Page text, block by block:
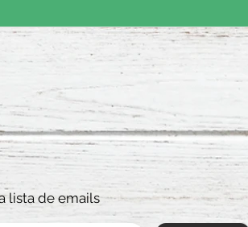
lista de emails